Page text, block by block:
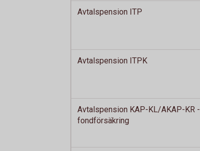
Avtalspension ITP
Avtalspension ITPK
Avtalspension KAP-KL/AKAP-KR -
fondförsäkring